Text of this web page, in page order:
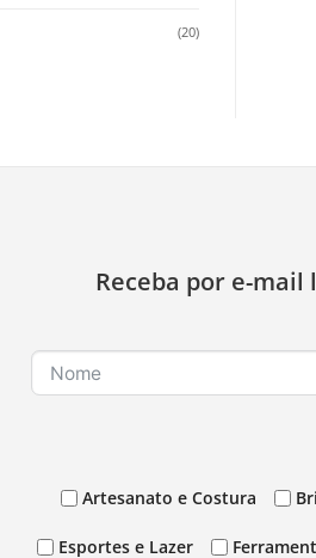
(20)
Receba por e-
Artesanato e Costura
Esportes e Lazer